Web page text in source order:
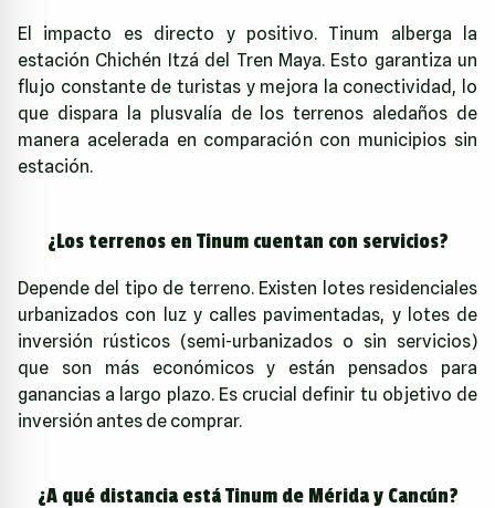
El impacto es directo y positivo. Tinum alberga la
estación Chichén Itzá del Tren Maya. Esto garantiza un
flujo constante de turistas y mejora la conectividad, lo
que dispara la plusvalía de los terrenos aledaños de
manera acelerada en comparación con municipios sin
estación.
¿Los terrenos en Tinum cuentan con servicios?
Depende del tipo de terreno. Existen lotes residenciales
urbanizados con luz y calles pavimentadas, y lotes de
inversión rústicos (semi-urbanizados o sin servicios)
que son más económicos y están pensados para
ganancias a largo plazo. Es crucial definir tu objetivo de
inversión antes de comprar.
¿A qué distancia está Tinum de Mérida y Cancún?